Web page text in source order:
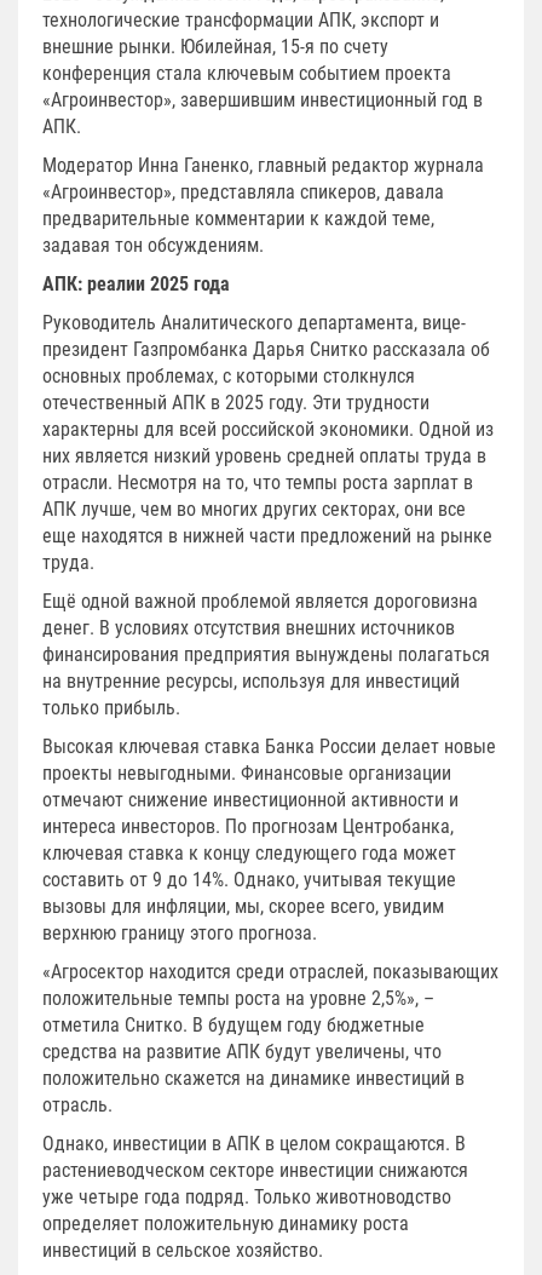
технологические трансформации АПК, экспорт и
внешние рынки. Юбилейная, 15-я по счету
конференция стала ключевым событием проекта
«Агроинвестор», завершившим инвестиционный год в
АПК.
Модератор Инна Ганенко, главный редактор журнала
«Агроинвестор», представляла спикеров, давала
предварительные комментарии к каждой теме,
задавая тон обсуждениям.
АПК: реалии 2025 года
Руководитель Аналитического департамента, вице-
президент Газпромбанка Дарья Снитко рассказала об
основных проблемах, с которыми столкнулся
отечественный АПК в 2025 году. Эти трудности
характерны для всей российской экономики. Одной из
них является низкий уровень средней оплаты труда в
отрасли. Несмотря на то, что темпы роста зарплат в
АПК лучше, чем во многих других секторах, они все
еще находятся в нижней части предложений на рынке
труда.
Ещё одной важной проблемой является дороговизна
денег. В условиях отсутствия внешних источников
финансирования предприятия вынуждены полагаться
на внутренние ресурсы, используя для инвестиций
только прибыль.
Высокая ключевая ставка Банка России делает новые
проекты невыгодными. Финансовые организации
отмечают снижение инвестиционной активности и
интереса инвесторов. По прогнозам Центробанка,
ключевая ставка к концу следующего года может
составить от 9 до 14%. Однако, учитывая текущие
вызовы для инфляции, мы, скорее всего, увидим
верхнюю границу этого прогноза.
«Агросектор находится среди отраслей, показывающих
положительные темпы роста на уровне 2,5%», –
отметила Снитко. В будущем году бюджетные
средства на развитие АПК будут увеличены, что
положительно скажется на динамике инвестиций в
отрасль.
Однако, инвестиции в АПК в целом сокращаются. В
растениеводческом секторе инвестиции снижаются
уже четыре года подряд. Только животноводство
определяет положительную динамику роста
инвестиций в сельское хозяйство.